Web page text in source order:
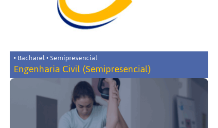
• Bacharel • Semipresencial
Engenharia Civil (Semipresencial)